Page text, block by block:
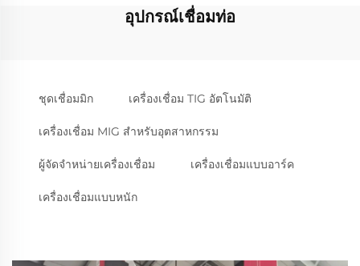
อุปกรณ์เชื่อมท่อ
ชุดเชื่อมมิก เครื่องเชื่อม TIG อัตโนมัติ
เครื่องเชื่อม MIG สำหรับอุตสาหกรรม
ผู้จัดจำหน่ายเครื่องเชื่อม เครื่องเชื่อมแบบอาร์ค
เครื่องเชื่อมแบบหนัก